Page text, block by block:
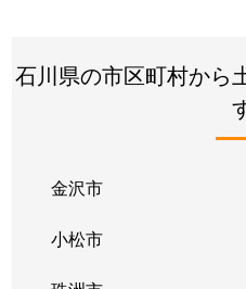
石川県の市区町村から
金沢市
小松市